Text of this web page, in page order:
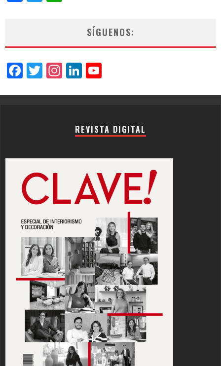
SÍGUENOS:
Facebook
Twitter
Instagram
LinkedIn
REVISTA DIGITAL